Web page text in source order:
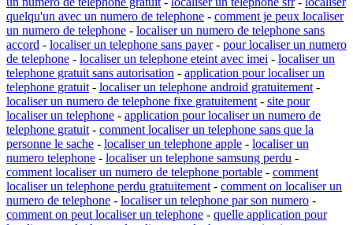
quelqu'un avec un numero de telephone - comment je peux localiser
un numero de telephone - localiser un numero de telephone sans
accord - localiser un telephone sans payer- pour localiser un numero
de telephone - localiser un telephone eteint avec imei - localiser un
telephone gratuit sans autorisation - application pour localiser un
telephone gratuit - localiser un telephone android gratuitement -
localiser un numero de telephone fixe gratuitement - site pour
localiser un telephone - application pour localiser un numero de
telephone gratuit - comment localiser un telephone sans que la
personne le sache - localiser un telephone apple - localiser un
numero telephone - localiser un telephone samsung perdu -
comment localiser un numero de telephone portable - comment
localiser un telephone perdu gratuitement - comment on localiser un
numero de telephone - localiser un telephone par son numero -
comment on peut localiser un telephone - quelle application pour